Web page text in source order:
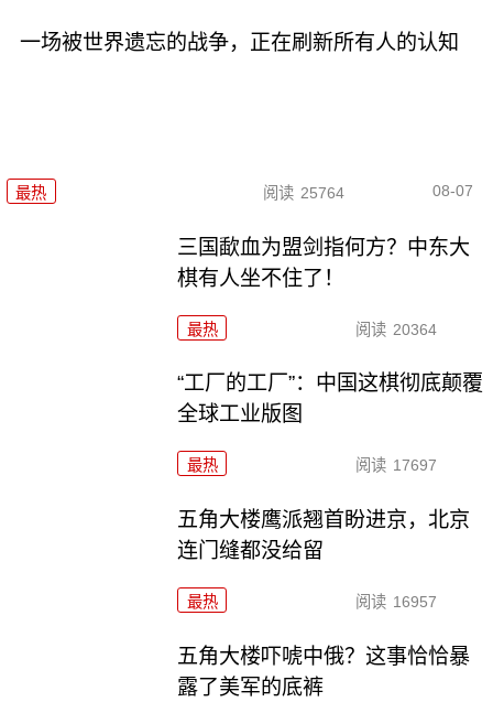
一场被世界遗忘的战争，正在刷新所有人的认知
最热 阅读 25764 08-07
三国歃血为盟剑指何方？中东大
棋有人坐不住了！
最热 阅读 20364
“工厂的工厂”：中国这棋彻底颠覆
全球工业版图
最热 阅读 17697
五角大楼鹰派翘首盼进京，北京
连门缝都没给留
最热 阅读 16957
五角大楼吓唬中俄？这事恰恰暴
露了美军的底裤